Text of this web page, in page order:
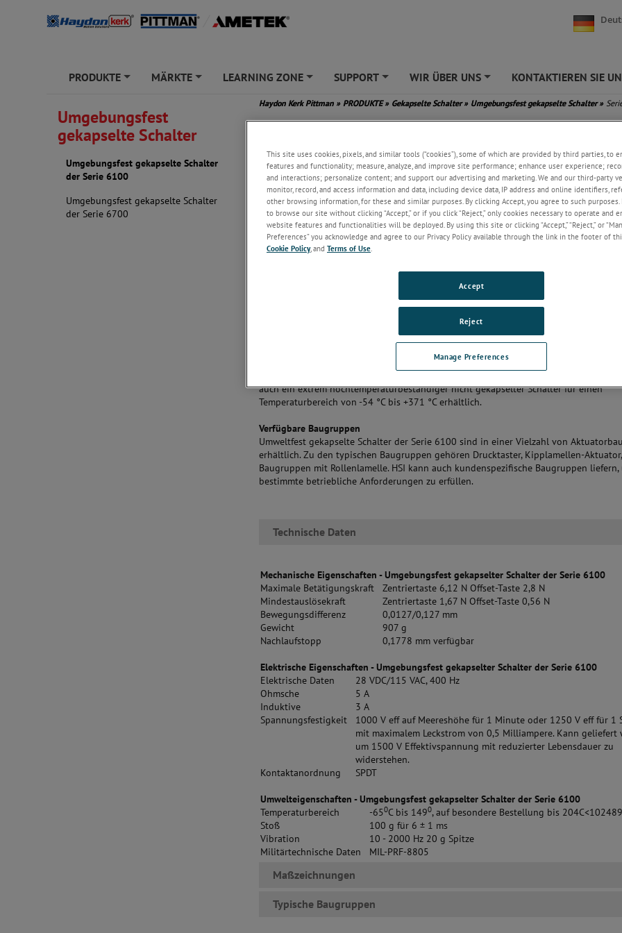
PRODUKTE MÄRKTE LEARNING ZONE SUPPORT WIR ÜBER UNS KONTAKTIEREN SIE
Umgebungsfest
gekapselte Schalter
Umgebungsfest gekapselte Schalter
der Serie 6100
Umgebungsfest gekapselte Schalter
der Serie 6700
Haydon Kerk Pittman » PRODUKTE» Gekapselte Schalter» Umgebungsfest gekapselte Schalter»
Umgebungsfest gekapselte Schalter der Serie 6100 sind
Applikationen konzipiert, bei denen eine hohe
einer Umgebung mit hoher oder niedriger Temperatur
ist. Durch die Kombination aus langer Lebensdauer und
Funktion wird dieser Schalter in einer Vielzahl von
militärischen Luft- und Raumfahrtapplikationen
Schalter können Funktionen wie Anzeigen von
ausführen. Zu militärischen Applikationen gehören
an Militärfahrzeugen, Schaltpunktanzeigen für Panzer
Applikationen, bei denen ein elastisch gekapselter, hochzuverlässiger Schalter
Mit einer Elastomerdichtung, die eine hohe Empfindlichkeit und einen niedrigen
ermöglicht, hat der Schalter eine maximale Leckrate von 1,01x10-6 mbar I/s.
erhältlich. Elektrische und mechanische Lebensdauer sind konservativ mit 100.000
auch ein extrem hochtemperaturbeständiger nicht gekapselter Schalter für einen
Temperaturbereich von -54 °C bis +371 °C erhältlich.
Verfügbare Baugruppen
Umweltfest gekapselte Schalter der Serie 6100 sind in einer Vielzahl von
erhältlich. Zu den typischen Baugruppen gehören Drucktaster, Kipplamellen-Aktuator,
Baugruppen mit Rollenlamelle. HSI kann auch kundenspezifische Baugruppen liefern,
bestimmte betriebliche Anforderungen zu erfüllen.
Technische Daten
Mechanische Eigenschaften - Umgebungsfest gekapselter Schalter der Serie 6100
Maximale Betätigungskraft
Zentriertaste 6,12 N Offset-Taste 2,8 N
Mindestauslösekraft
Zentriertaste 1,67 N Offset-Taste 0,56 N
Bewegungsdifferenz
0,0127/0,127 mm
Gewicht
907 g
Nachlaufstopp
0,1778 mm verfügbar
Elektrische Eigenschaften - Umgebungsfest gekapselter Schalter der Serie 6100
Elektrische Daten
28 VDC/115 VAC, 400 Hz
Ohmsche
5 A
Induktive
3 A
Spannungsfestigkeit
1000 V eff auf Meereshöhe für 1 Minute oder 1250 V eff für 1
mit maximalem Leckstrom von 0,5 Milliampere. Kann geliefert
um 1500 V Effektivspannung mit reduzierter Lebensdauer zu
widerstehen.
Kontaktanordnung
SPDT
Umwelteigenschaften - Umgebungsfest gekapselter Schalter der Serie 6100
Temperaturbereich
-650C bis 1490, auf besondere Bestellung bis
Stoß
100 g für 6± 1 ms
Vibration
10 - 2000 Hz 20 g Spitze
Militärtechnische Daten
MIL-PRF-8805
Maßzeichnungen
Typische Baugruppen
This site uses cookies, pixels, and similar tools (“cookies”), some of which are provided by third parties, to
features and functionality; measure, analyze, and improve site performance; enhance user experience;
and interactions; personalize content; and support our advertising and marketing. We and our third-party
monitor, record, and access information and data, including device data, IP address and online identifiers,
other browsing information, for these and similar purposes. By clicking Accept, you agree to such
to browse our site without clicking “Accept,” or if you click “Reject,” only cookies necessary to operate and
website features and functionalities will be deployed. By using this site or clicking “Accept,” “Reject,” or
Preferences” you acknowledge and agree to our Privacy Policy available through the link in the footer of
Cookie Policy, and Terms of Use.
Manage Preferences
Reject
Accept